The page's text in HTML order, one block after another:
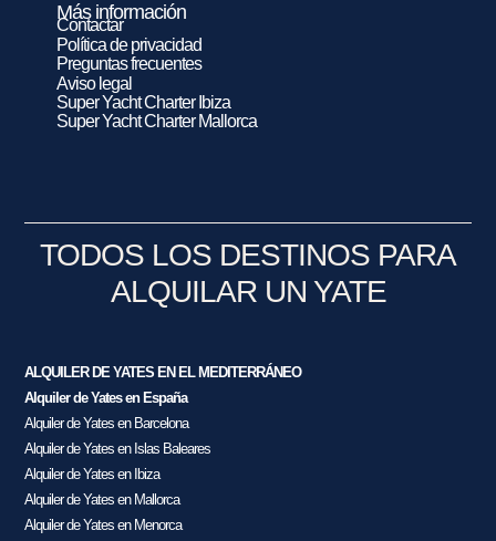
Más información
Contactar
Política de privacidad
Preguntas frecuentes
Aviso legal
Super Yacht Charter Ibiza
Super Yacht Charter Mallorca
TODOS LOS DESTINOS PARA
ALQUILAR UN YATE
ALQUILER DE YATES EN EL MEDITERRÁNEO
Alquiler de Yates en España
Alquiler de Yates en Barcelona
Alquiler de Yates en Islas Baleares
Alquiler de Yates en Ibiza
Alquiler de Yates en Mallorca
Alquiler de Yates en Menorca